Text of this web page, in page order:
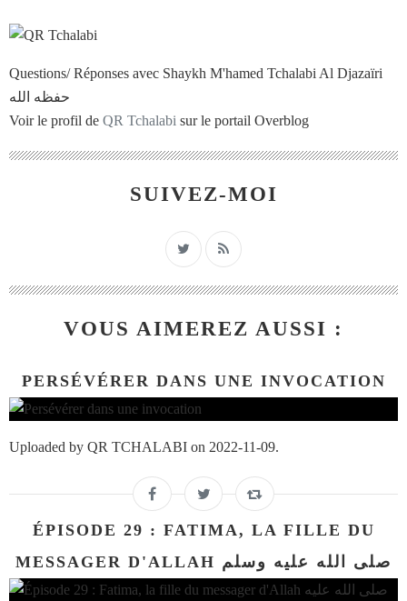
Questions/ Réponses avec Shaykh M'hamed Tchalabi Al Djazaïri
حفظه الله
Voir le profil de QR Tchalabi sur le portail Overblog
SUIVEZ-MOI
VOUS AIMEREZ AUSSI :
PERSÉVÉRER DANS UNE INVOCATION
Uploaded by QR TCHALABI on 2022-11-09.
ÉPISODE 29 : FATIMA, LA FILLE DU
MESSAGER D'ALLAH صلى الله عليه وسلم